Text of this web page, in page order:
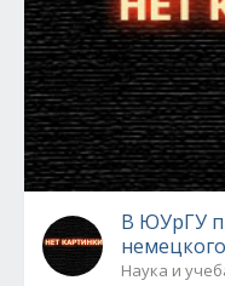
В ЮУрГУ
Наука и